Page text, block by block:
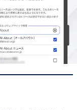
ル、稲葉浩志さ